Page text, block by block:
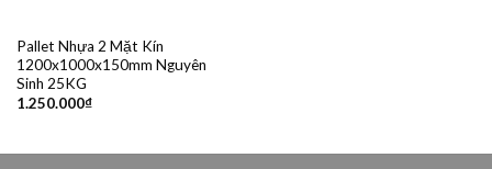
Pallet Nhựa 2 Mặt Kín
1200x1000x150mm Nguyên
Sinh 25KG
1.250.000₫